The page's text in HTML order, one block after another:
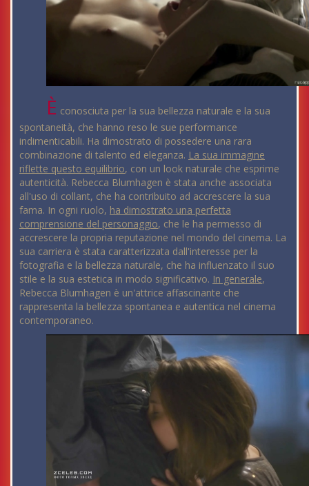
È conosciuta per la sua bellezza naturale e la sua
spontaneità, che hanno reso le sue performance
indimenticabili. Ha dimostrato di possedere una rara
combinazione di talento ed eleganza. La sua immagine
riflette questo equilibrio, con un look naturale che esprime
autenticità. Rebecca Blumhagen è stata anche associata
all'uso di collant, che ha contribuito ad accrescere la sua
fama. In ogni ruolo, ha dimostrato una perfetta
comprensione del personaggio, che le ha permesso di
accrescere la propria reputazione nel mondo del cinema. La
sua carriera è stata caratterizzata dall'interesse per la
fotografia e la bellezza naturale, che ha influenzato il suo
stile e la sua estetica in modo significativo. In generale,
Rebecca Blumhagen è un'attrice affascinante che
rappresenta la bellezza spontanea e autentica nel cinema
contemporaneo.